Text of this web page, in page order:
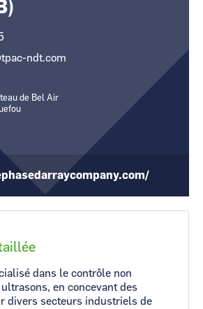
ndt.com
de Bel Air
dans le contrôle non
en concevant des
divers secteurs industriels de